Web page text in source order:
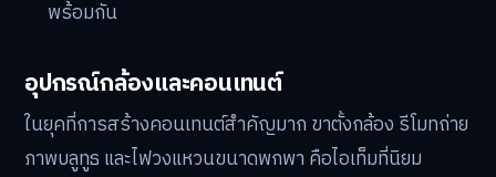
พร้อมกัน
อุปกรณ์กล้องและคอนเทนต์
ในยุคที่การสร้างคอนเทนต์สำคัญมาก ขาตั้งกล้อง รีโมทถ่าย
ภาพบลูทูธ และไฟวงแหวนขนาดพกพา คือไอเท็มที่นิยม